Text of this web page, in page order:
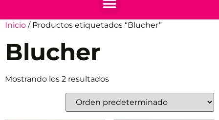
Inicio / Productos etiquetados “Blucher”
Blucher
Mostrando los 2 resultados